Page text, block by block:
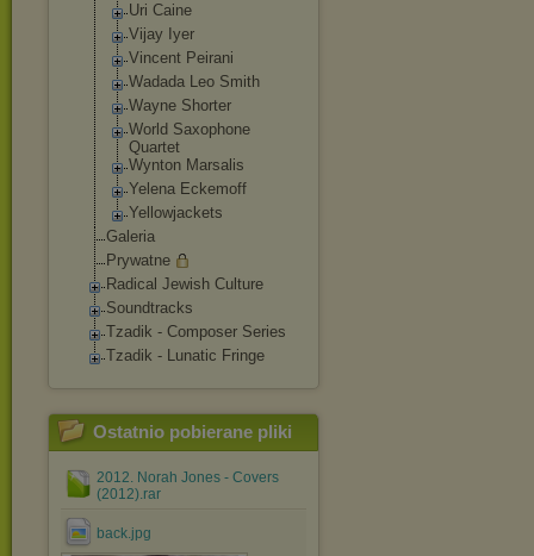
Uri Caine
Vijay Iyer
Vincent Peirani
Wadada Leo Smith
Wayne Shorter
World Saxophone
Quartet
Wynton Marsalis
Yelena Eckemoff
Yellowjackets
Galeria
Prywatne
Radical Jewish Culture
Soundtracks
Tzadik - Composer Series
Tzadik - Lunatic Fringe
Ostatnio pobierane pliki
2012. Norah Jones - Covers
(2012).rar
back.jpg